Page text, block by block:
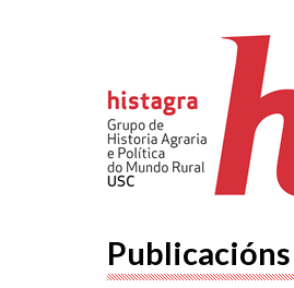
Publicacións